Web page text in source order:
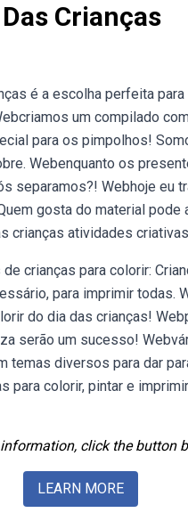
Crianças
é a escolha perfeita
um compilado
para os pimpolhos!
Webenquanto os
separamos?! Webhoje eu
gosta do material pode
crianças atividades
crianças para colorir:
para imprimir todas.
do dia das crianças!
serão um sucesso!
temas diversos para dar
colorir, pintar e
click the button
LEARN MORE